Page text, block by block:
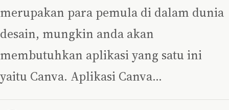
merupakan para pemula di dalam dunia
desain, mungkin anda akan
membutuhkan aplikasi yang satu ini
yaitu Canva. Aplikasi Canva…